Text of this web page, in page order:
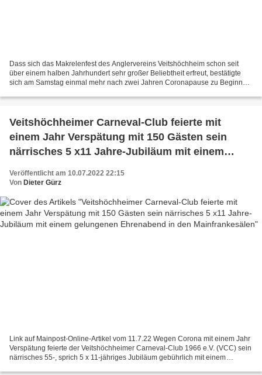
Dass sich das Makrelenfest des Anglervereins Veitshöchheim schon seit
über einem halben Jahrhundert sehr großer Beliebtheit erfreut, bestätigte
sich am Samstag einmal mehr nach zwei Jahren Coronapause zu Beginn
Veitshöchheimer Carneval-Club feierte mit
einem Jahr Verspätung mit 150 Gästen sein
närrisches 5 x11 Jahre-Jubiläum mit einem
Veröffentlicht am 10.07.2022 22:15
Von Dieter Gürz
Link auf Mainpost-Online-Artikel vom 11.7.22 Wegen Corona mit einem Jahr
Verspätung feierte der Veitshöchheimer Carneval-Club 1966 e.V. (VCC) sein
närrisches 55-, sprich 5 x 11-jähriges Jubiläum gebührlich mit einem